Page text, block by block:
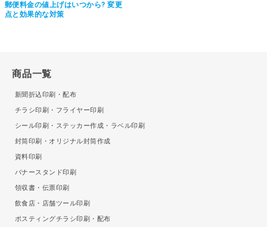
郵便料金の値上げはいつから? 変更
点と効果的な対策
商品一覧
新聞折込印刷・配布
チラシ印刷・フライヤー印刷
シール印刷・ステッカー作成・ラベル印刷
封筒印刷・オリジナル封筒作成
資料印刷
バナースタンド印刷
領収書・伝票印刷
飲食店・店舗ツール印刷
ポスティングチラシ印刷・配布